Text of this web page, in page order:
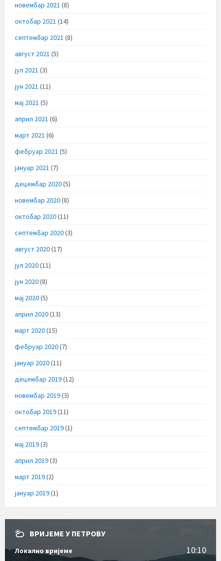
новембар 2021 (8)
октобар 2021 (14)
септембар 2021 (8)
август 2021 (5)
јул 2021 (3)
јун 2021 (11)
мај 2021 (5)
април 2021 (6)
март 2021 (6)
фебруар 2021 (5)
јануар 2021 (7)
децембар 2020(5)
новембар 2020(8)
октобар 2020(11)
септембар 2020(3)
август 2020(17)
јул 2020(11)
јун 2020(8)
мај 2020(5)
април 2020(13)
март 2020(15)
фебруар 2020(7)
јануар 2020(11)
децембар 2019(12)
новембар 2019(3)
октобар 2019(11)
септембар 2019(1)
мај 2019(3)
април 2019(3)
март 2019(2)
јануар 2019(1)
ВРИЈЕМЕ У ПЕТРОВУ
Локално вријеме 10:10